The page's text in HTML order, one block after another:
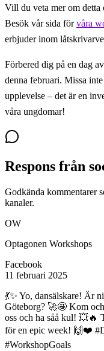
Vill du veta mer om detta
Besök vår sida förvåra
erbjuder inom
Förbered dig på en dag
denna februari. Missa
upplevelse – det är en
våra ungdomar!
Respons från
Godkända kommentarer
kanaler.
OW
Optagonen Workshops
Facebook
11 februari 2025
💃✨ Yo, dansälskare! Är
Göteborg? 🚀🤩 Kom
oss och ha såå kul! 💥🔥
för en epic week! 🙌❤️
#WorkshopGoals